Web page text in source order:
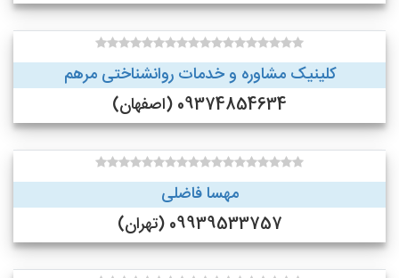
کلینیک مشاوره و خدمات روانشناختی مرهم
09374854634 (اصفهان)
مهسا فاضلی
09939533757 (تهران)